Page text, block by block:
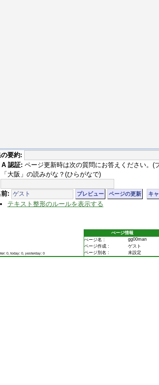
要約:
認証: ページ更新時は次の質問にお答えください。(
「大阪」の読みがな？(ひらがなで)
:
テキスト整形のルールを表示する
0, today: 0, yesterday: 0
ぺージ情報
ぺージ名 :
gg00man
ページ作成 :
ゲスト
ページ別名 :
未設定